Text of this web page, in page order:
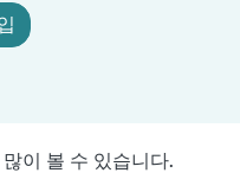
이 볼 수 있습니다.